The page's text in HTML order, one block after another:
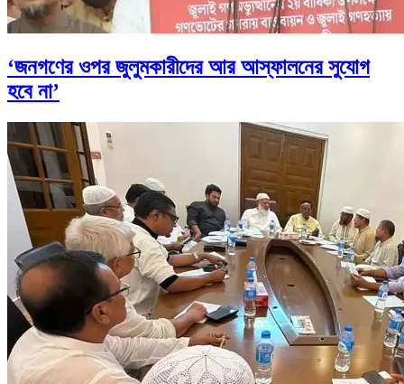
‘জনগণের ওপর জুলুমকারীদের আর আস্ফালনের সুযোগ
হবে না’